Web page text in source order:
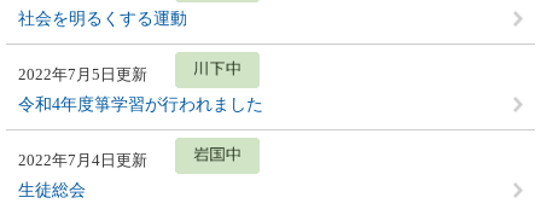
社会を明るくする運動
2022年7月5日更新
令和4年度箏学習が行われました
2022年7月4日更新
生徒総会